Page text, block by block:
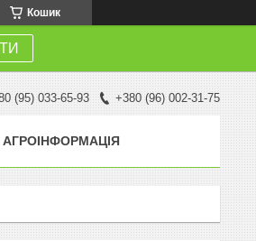
Кошик
(95) 033-65-93 +380 (96) 002-31-75